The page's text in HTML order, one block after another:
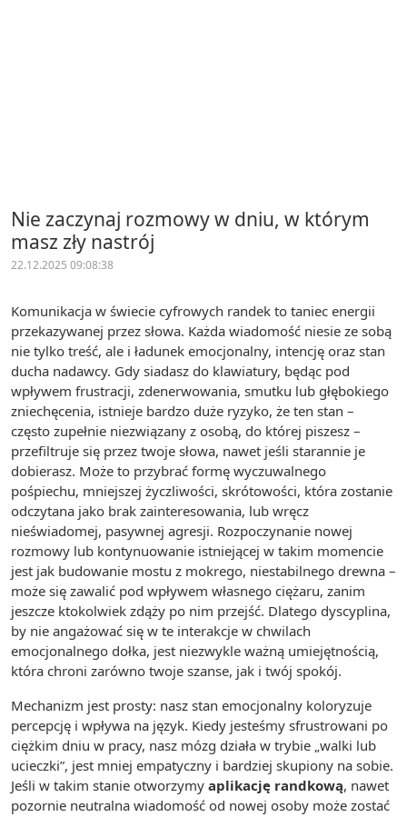
Nie zaczynaj rozmowy w dniu, w którym
masz zły nastrój
22.12.2025 09:08:38
Komunikacja w świecie cyfrowych randek to taniec energii
przekazywanej przez słowa. Każda wiadomość niesie ze sobą
nie tylko treść, ale i ładunek emocjonalny, intencję oraz stan
ducha nadawcy. Gdy siadasz do klawiatury, będąc pod
wpływem frustracji, zdenerwowania, smutku lub głębokiego
zniechęcenia, istnieje bardzo duże ryzyko, że ten stan –
często zupełnie niezwiązany z osobą, do której piszesz –
przefiltruje się przez twoje słowa, nawet jeśli starannie je
dobierasz. Może to przybrać formę wyczuwalnego
pośpiechu, mniejszej życzliwości, skrótowości, która zostanie
odczytana jako brak zainteresowania, lub wręcz
nieświadomej, pasywnej agresji. Rozpoczynanie nowej
rozmowy lub kontynuowanie istniejącej w takim momencie
jest jak budowanie mostu z mokrego, niestabilnego drewna –
może się zawalić pod wpływem własnego ciężaru, zanim
jeszcze ktokolwiek zdąży po nim przejść. Dlatego dyscyplina,
by nie angażować się w te interakcje w chwilach
emocjonalnego dołka, jest niezwykle ważną umiejętnością,
która chroni zarówno twoje szanse, jak i twój spokój.
Mechanizm jest prosty: nasz stan emocjonalny koloryzuje
percepcję i wpływa na język. Kiedy jesteśmy sfrustrowani po
ciężkim dniu w pracy, nasz mózg działa w trybie „walki lub
ucieczki”, jest mniej empatyczny i bardziej skupiony na sobie.
Jeśli w takim stanie otworzymy aplikację randkową, nawet
pozornie neutralna wiadomość od nowej osoby może zostać